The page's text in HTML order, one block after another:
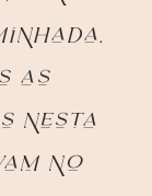
as
nesta
no